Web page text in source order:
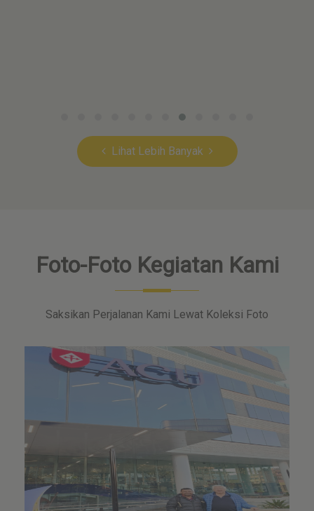
Lihat Lebih Banyak
Foto-Foto Kegiatan Kami
Saksikan Perjalanan Kami Lewat Koleksi Foto